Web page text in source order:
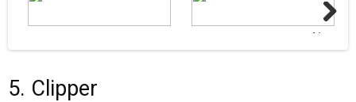
Next
5. Clipper